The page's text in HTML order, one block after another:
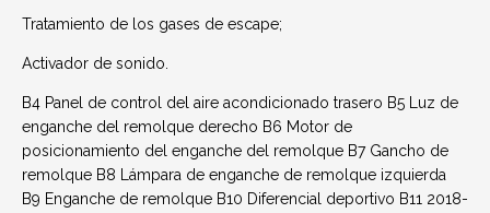
Tratamiento de los gases de escape;
Activador de sonido.
B4 Panel de control del aire acondicionado trasero B5 Luz de
enganche del remolque derecho B6 Motor de
posicionamiento del enganche del remolque B7 Gancho de
remolque B8 Lámpara de enganche de remolque izquierda
B9 Enganche de remolque B10 Diferencial deportivo B11 2018-